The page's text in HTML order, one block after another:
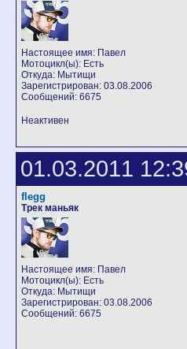
Настоящее имя: Павел
Мотоцикл(ы): Есть
Откуда: Мытищи
Зарегистрирован: 03.08.2006
Сообщений: 6675
Неактивен
01.03.2011
flegg
Трек маньяк
Настоящее имя: Павел
Мотоцикл(ы): Есть
Откуда: Мытищи
Зарегистрирован: 03.08.2006
Сообщений: 6675